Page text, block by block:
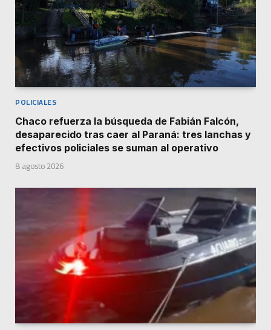
POLICIALES
Chaco refuerza la búsqueda de Fabián Falcón,
desaparecido tras caer al Paraná: tres lanchas y
efectivos policiales se suman al operativo
8 agosto 2026